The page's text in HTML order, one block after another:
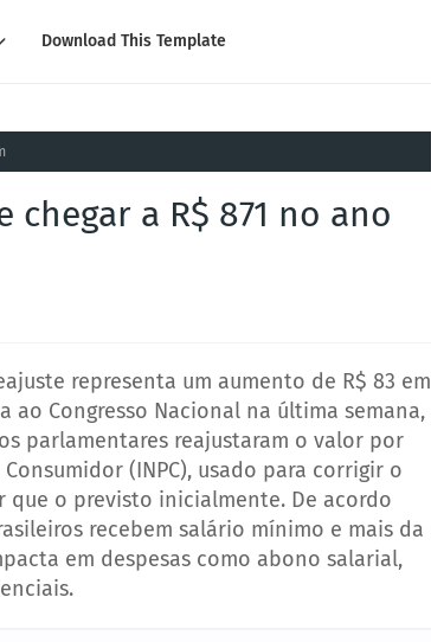
Download This Template
a R$ 871 no ano
representa um aumento de R$ 83 em
Congresso Nacional na última semana,
parlamentares reajustaram o valor por
(INPC), usado para corrigir o
que o previsto inicialmente. De acordo
recebem salário mínimo e mais da
em despesas como abono salarial,